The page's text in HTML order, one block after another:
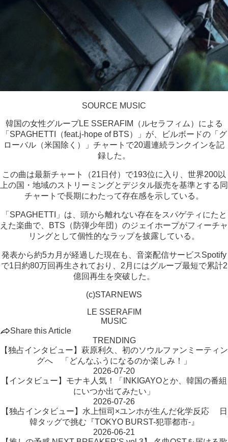
SOURCE MUSIC
韓国の女性グループLE SSERAFIM（ルセラフィム）による
「SPAGHETTI（feat.j-hope of BTS）」が、ビルボードの「グ
ローバル（米国除く）」チャートで20週連続ランクインを記
録した。
この曲は最新チャート（21日付）で193位に入り、世界200以
上の国・地域のストリーミングとデジタル販売を基準とする同
チャートで長期にわたって存在感を示している。
「SPAGHETTI」は、頭から離れない存在をスパゲティにたと
えた楽曲で、BTS（防弾少年団）のジェイホープがフィーチャ
リングとして個性的なラップを披露している。
発表から約5カ月が経過した現在も、音楽配信サービスSpotify
で1日約80万回再生されており、2月にはグループ最短で累計2
億回再生を突破した。
(c)STARNEWS
LE SSERAFIM
MUSIC
Share this Article
TRENDING
【独占インタビュー】萩原利久、初のソウルファンミーティン
グへ 「どんなふうになるのか楽しみ！」
2026-07-20
【インタビュー】モナキ人気！「INKIGAYOとか、韓国の番組
にいつか出てみたい」
2026-07-26
【独占インタビュー】水上恒司×ユンホが生んだ化学反応 日
韓タッグで挑む『TOKYO BURST-犯罪都市-』
2026-06-21